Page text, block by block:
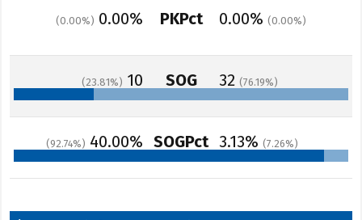
0.00 0.00% PKPct 0.00% 0.00
23.81 10 SOG 32 76.19
92.74 40.00% SOGPct 3.13% 7.26